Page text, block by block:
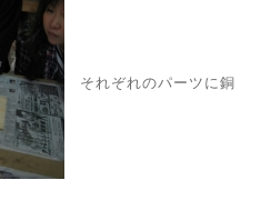
それぞれのパーツに銅